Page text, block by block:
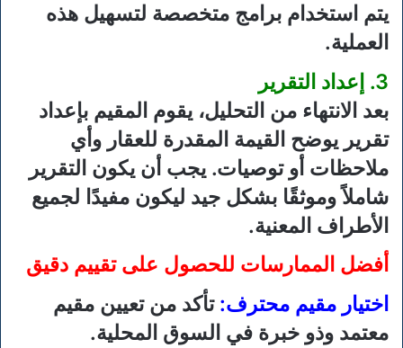
يتم استخدام برامج متخصصة لتسهيل هذه
العملية.
3. إعداد التقرير
بعد الانتهاء من التحليل، يقوم المقيم بإعداد
تقرير يوضح القيمة المقدرة للعقار وأي
ملاحظات أو توصيات. يجب أن يكون التقرير
شاملاً وموثقًا بشكل جيد ليكون مفيدًا لجميع
الأطراف المعنية.
أفضل الممارسات للحصول على تقييم دقيق
اختيار مقيم محترف: تأكد من تعيين مقيم
معتمد وذو خبرة في السوق المحلية.